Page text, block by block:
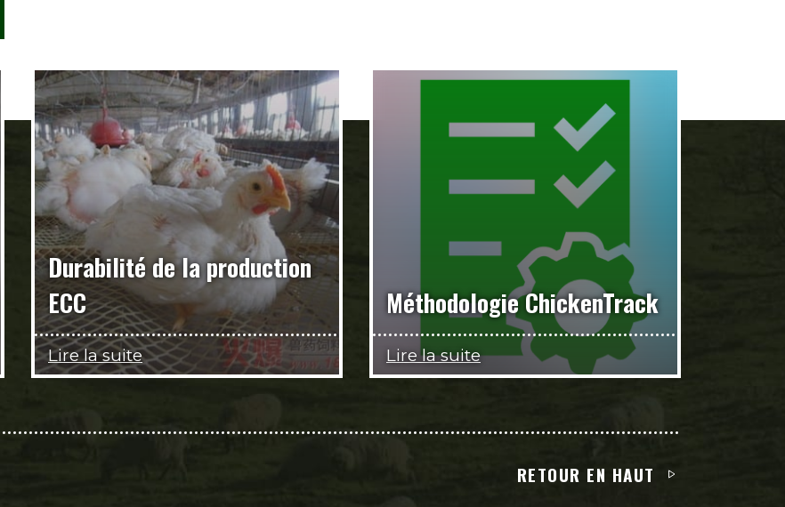
Durabilité de la production
ECC
Lire la suite
Méthodologie ChickenTrack
Lire la suite
RETOUR EN HAUT